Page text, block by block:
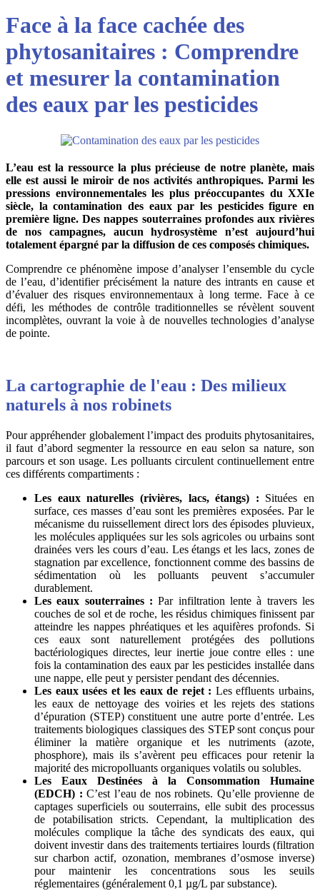
Face à la face cachée des
phytosanitaires : Comprendre
et mesurer la contamination
des eaux par les pesticides
L’eau est la ressource la plus précieuse de notre planète, mais
elle est aussi le miroir de nos activités anthropiques. Parmi les
pressions environnementales les plus préoccupantes du XXIe
siècle, la contamination des eaux par les pesticides figure en
première ligne. Des nappes souterraines profondes aux rivières
de nos campagnes, aucun hydrosystème n’est aujourd’hui
totalement épargné par la diffusion de ces composés chimiques.
Comprendre ce phénomène impose d’analyser l’ensemble du cycle
de l’eau, d’identifier précisément la nature des intrants en cause et
d’évaluer des risques environnementaux à long terme. Face à ce
défi, les méthodes de contrôle traditionnelles se révèlent souvent
incomplètes, ouvrant la voie à de nouvelles technologies d’analyse
de pointe.
La cartographie de l'eau : Des milieux
naturels à nos robinets
Pour appréhender globalement l’impact des produits phytosanitaires,
il faut d’abord segmenter la ressource en eau selon sa nature, son
parcours et son usage. Les polluants circulent continuellement entre
ces différents compartiments :
Les eaux naturelles (rivières, lacs, étangs) : Situées en
surface, ces masses d’eau sont les premières exposées. Par le
mécanisme du ruissellement direct lors des épisodes pluvieux,
les molécules appliquées sur les sols agricoles ou urbains sont
drainées vers les cours d’eau. Les étangs et les lacs, zones de
stagnation par excellence, fonctionnent comme des bassins de
sédimentation où les polluants peuvent s’accumuler
durablement.
Les eaux souterraines : Par infiltration lente à travers les
couches de sol et de roche, les résidus chimiques finissent par
atteindre les nappes phréatiques et les aquifères profonds. Si
ces eaux sont naturellement protégées des pollutions
bactériologiques directes, leur inertie joue contre elles : une
fois la contamination des eaux par les pesticides installée dans
une nappe, elle peut y persister pendant des décennies.
Les eaux usées et les eaux de rejet : Les effluents urbains,
les eaux de nettoyage des voiries et les rejets des stations
d’épuration (STEP) constituent une autre porte d’entrée. Les
traitements biologiques classiques des STEP sont conçus pour
éliminer la matière organique et les nutriments (azote,
phosphore), mais ils s’avèrent peu efficaces pour retenir la
majorité des micropolluants organiques volatils ou solubles.
Les Eaux Destinées à la Consommation Humaine
(EDCH) : C’est l’eau de nos robinets. Qu’elle provienne de
captages superficiels ou souterrains, elle subit des processus
de potabilisation stricts. Cependant, la multiplication des
molécules complique la tâche des syndicats des eaux, qui
doivent investir dans des traitements tertiaires lourds (filtration
sur charbon actif, ozonation, membranes d’osmose inverse)
pour maintenir les concentrations sous les seuils
réglementaires (généralement 0,1 µg/L par substance).